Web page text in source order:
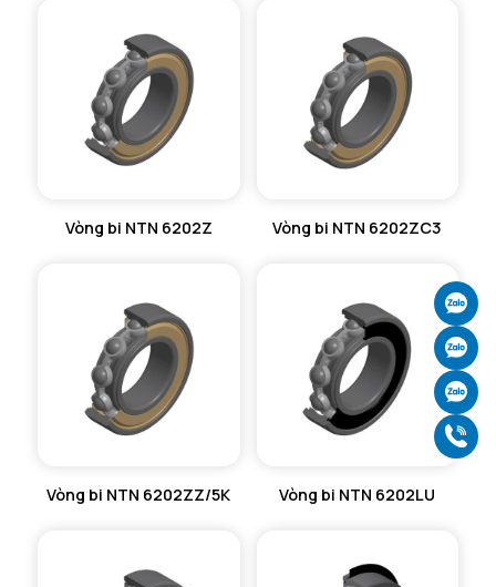
Vòng bi NTN 6202Z Vòng bi NTN 6202ZC3
Vòng bi NTN 6202ZZ/5K Vòng bi NTN 6202LU